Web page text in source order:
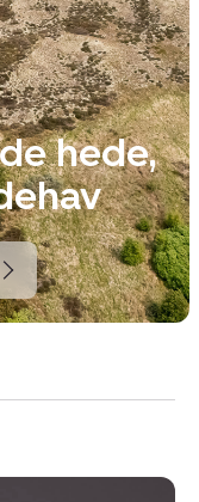
hede,